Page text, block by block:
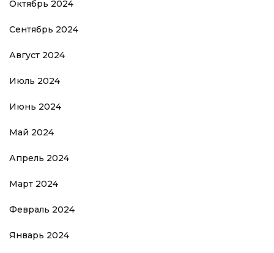
Октябрь 2024
Сентябрь 2024
Август 2024
Июль 2024
Июнь 2024
Май 2024
Апрель 2024
Март 2024
Февраль 2024
Январь 2024